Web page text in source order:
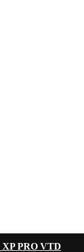
PRO VTD